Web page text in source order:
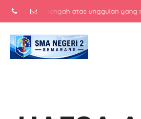
menengah atas unggulan yang